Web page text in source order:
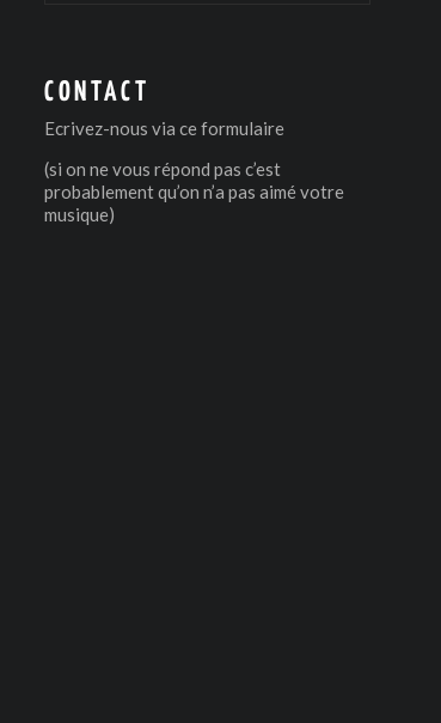
CONTACT
Ecrivez-nous via ce formulaire
(si on ne vous répond pas c’est
probablement qu’on n’a pas aimé votre
musique)